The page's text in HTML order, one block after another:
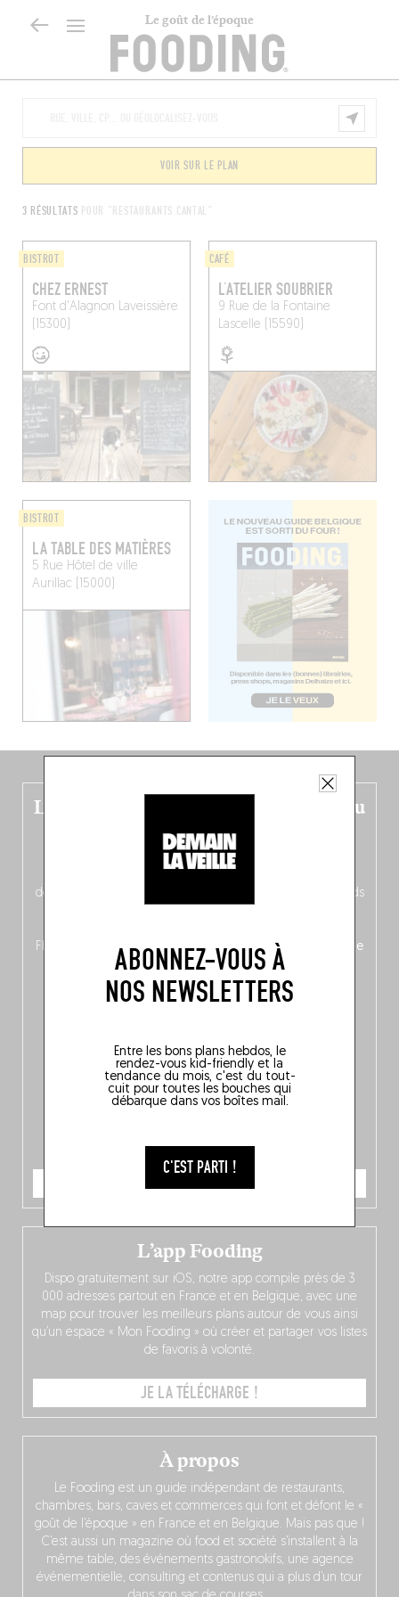
Le goût de l’époque
ABONNEZ-VOUS À
NOS NEWSLETTERS
Entre les bons plans hebdos, le
rendez-vous kid-friendly et la
tendance du mois, c'est du tout-
cuit pour toutes les bouches qui
débarque dans vos boîtes mail.
C'EST PARTI !
3 RÉSULTATS POUR "RESTAURANTS CANTAL"
VOIR SUR LE PLAN
BISTROT
CHEZ ERNEST
Font d'Alagnon Laveissière
(15300)
CAFÉ
L’ATELIER SOUBRIER
9 Rue de la Fontaine
Lascelle (15590)
BISTROT
LA TABLE DES MATIÈRES
5 Rue Hôtel de ville
Aurillac (15000)
Le nouveau guide Belgique est sorti du
four !
Dans ce quatrième opus bigoût (en français côté pile, en
découvrez
qui met les pieds
Flandre, à Bruxelles et en Wallonie, ainsi qu’ un palmarès de
10 spotsau sommet de la belgitude.
JE COMMANDE
À propos
Le Fooding est un guide indépendant de restaurants,
chambres, bars, caves et commerces qui font et défont le «
goût de l’époque » en France et en Belgique. Mais pas que !
C’est aussi un magazine où food et société s’installent à la
même table, des événements gastronokifs, une agence
événementielle, consulting et contenus qui a plus d’un tour
L’app Fooding
Dispo gratuitement sur iOS, notre app compile près de 3
000 adresses partout en France et en Belgique, avec une
map pour trouver les meilleurs plans autour de vous ainsi
qu’un espace « Mon Fooding » où créer et partager vos listes
de favoris à volonté.
JE LA TÉLÉCHARGE !